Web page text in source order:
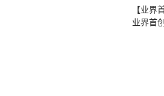
【业界
业界首